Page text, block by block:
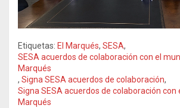
Etiquetas: El Marqués, SESA,
SESA acuerdos de colaboración con el
Marqués
, Signa SESA acuerdos de colaboración,
Signa SESA acuerdos de colaboración con
Marqués